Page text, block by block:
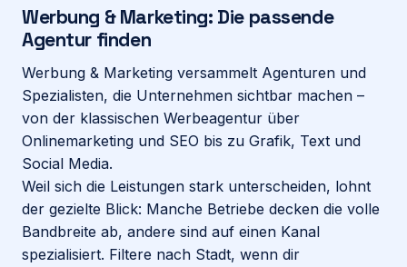
Werbung & Marketing: Die passende
Agentur finden
Werbung & Marketing versammelt Agenturen und
Spezialisten, die Unternehmen sichtbar machen –
von der klassischen Werbeagentur über
Onlinemarketing und SEO bis zu Grafik, Text und
Social Media.
Weil sich die Leistungen stark unterscheiden, lohnt
der gezielte Blick: Manche Betriebe decken die volle
Bandbreite ab, andere sind auf einen Kanal
spezialisiert. Filtere nach Stadt, wenn dir